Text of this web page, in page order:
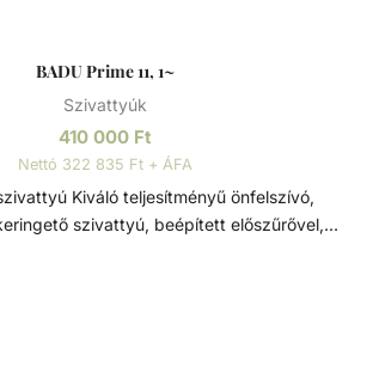
BADU Prime 11, 1~
Szivattyúk
410 000 Ft
Nettó 322 835 Ft + ÁFA
önfelszívó,
szivattyú, beépített előszűrővel,